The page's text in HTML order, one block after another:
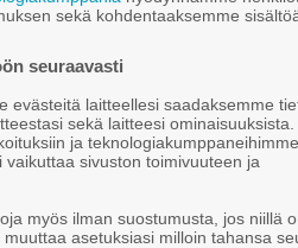
et­tä kau­pun­gis­sa ale­taan
ja
Hei.
vain Kauhajoki-lehden tilaajille.
kahdeksi
sekä kohdentaaksemme
seuraavasti
evästeitä laitteellesi saadaksemme
sekä laitteesi
ja teknologiakumppaneihimme
sivuston toimivuuteen ja
myös ilman suostumusta, jos niillä
asetuksiasi milloin tahansa